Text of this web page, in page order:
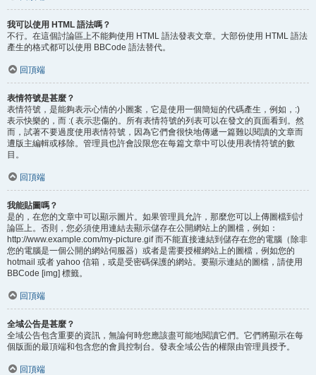
我可以使用 HTML 語法嗎？
不行。在這個討論區上不能夠使用 HTML 語法發表文章。大部份使用 HTML 語法
產生的格式都可以使用 BBCode 語法替代。
回頂端
表情符號是甚麼？
表情符號，是能夠表示心情的小圖案，它是使用一個簡短的代碼產生，例如，:)
表示快樂的，而 :( 表示悲傷的。所有表情符號的列表可以在發文的頁面看到。然
而，試著不要過度使用表情符號，因為它們會很快地傳遞一篇難以閱讀的文章而
遭版主編輯或移除。管理員也許會設限您在每篇文章中可以使用表情符號的數
目。
回頂端
我能貼圖嗎？
是的，在您的文章中可以顯示圖片。如果管理員允許，那麼您可以上傳圖檔到討
論區上。否則，您必須使用連結去顯示儲存在公開網站上的圖檔，例如：
http://www.example.com/my-picture.gif 而不能直接連結到儲存在您的電腦（除非
您的電腦是一個公開的網站伺服器）或者是需要授權網站上的圖檔，例如您的
hotmail 或者 yahoo 信箱，或是受密碼保護的網站。要顯示連結的圖檔，請使用
BBCode [img] 標籤。
回頂端
全域公告是甚麼？
全域公告包含重要的資訊，無論何時您應該盡可能地閱讀它們。它們將顯示在每
個版面的最頂端和包含您的會員控制台。發表全域公告的權限由管理員授予。
回頂端